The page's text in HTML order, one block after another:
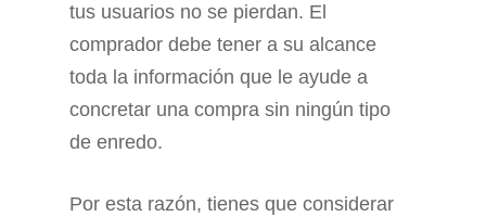
tus usuarios no se pierdan. El
comprador debe tener a su alcance
toda la información que le ayude a
concretar una compra sin ningún tipo
de enredo.
Por esta razón, tienes que considerar